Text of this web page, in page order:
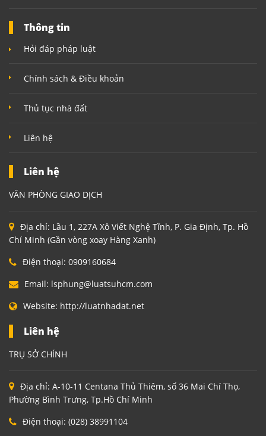
Thông tin
Hỏi đáp pháp luật
Chính sách & Điều khoản
Thủ tục nhà đất
Liên hệ
Liên hệ
VĂN PHÒNG GIAO DỊCH
Địa chỉ: Lầu 1, 227A Xô Viết Nghệ Tĩnh, P. Gia Định, Tp. Hồ
Chí Minh (Gần vòng xoay Hàng Xanh)
Điện thoại: 0909160684
Email: lsphung@luatsuhcm.com
Website: http://luatnhadat.net
Liên hệ
TRỤ SỞ CHÍNH
Địa chỉ: A-10-11 Centana Thủ Thiêm, số 36 Mai Chí Thọ,
Phường Bình Trưng, Tp.Hồ Chí Minh
Điện thoại: (028) 38991104